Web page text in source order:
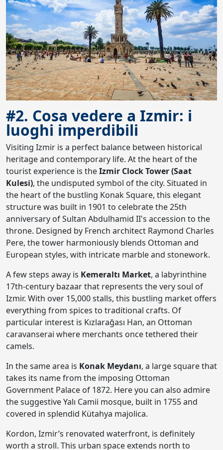
#2. Cosa vedere a Izmir: i
luoghi imperdibili
Visiting Izmir is a perfect balance between historical
heritage and contemporary life. At the heart of the
tourist experience is theIzmir Clock Tower (Saat
Kulesi), the undisputed symbol of the city. Situated in
the heart of the bustling Konak Square, this elegant
structure was built in 1901 to celebrate the 25th
anniversary of Sultan Abdulhamid II's accession to the
throne. Designed by French architect Raymond Charles
Pere, the tower harmoniously blends Ottoman and
European styles, with intricate marble and stonework.
A few steps away is Kemeraltı Market, a labyrinthine
17th-century bazaar that represents the very soul of
Izmir. With over 15,000 stalls, this bustling market offers
everything from spices to traditional crafts. Of
particular interest is Kızlarağası Han, an Ottoman
caravanserai where merchants once tethered their
camels.
In the same area is Konak Meydanı, a large square that
takes its name from the imposing Ottoman
Government Palace of 1872. Here you can also admire
the suggestive Yalı Camii mosque, built in 1755 and
covered in splendid Kütahya majolica.
Kordon, Izmir’s renovated waterfront, is definitely
worth a stroll. This urban space extends north to